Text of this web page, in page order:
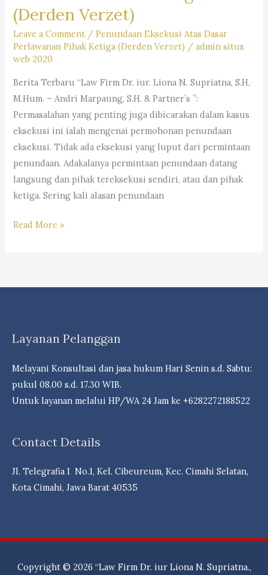
Yang
Sudah
Berkekuatan
Hukum
“Law
Firm
iur
Liona
Supriatna.,
Andri
&
(Derden Verzet)
Leave a Comment /Penundaan Eksekusi Atas Dasar
Perlawanan Pihak Ketiga (Derden Verzet) /admin situs
web 2020
Berita Terbaru “Law Firm Dr. iur. Liona N. Supriatna, S.H,
M.Hum. – Andri Marpaung, S.H. & Partner’s ”:
Permasalahan yang penting juga dibicarakan dalam kasus
eksekusi ini ialah mengenai permohonan penundaan
eksekusi. Tidak ada eksekusi yang luput dari permintaan
penundaan. Adakalanya permintaan penundaan datang
langsung dan pihak tereksekusi sendiri, atau dan pihak
ketiga. Sering kali alasan penundaan
Ulasan
Atas
Pihak
(Derden
Verzet)
Read More »
Layanan Pelanggan
Melayani Konsultasi dan jasa hukum Hari Senin s.d. Sabtu:
pukul 08.00 s.d. 17.30 WIB.
Untuk layanan melalui HP/WA 24 Jam ke +6282272188522
Contact Details
Jl. Telegrafia I No.1, Kel. Cibeureum, Kec. Cimahi Selatan,
Kota Cimahi, Jawa Barat 40535
Copyright © 2026 “Law Firm Dr. iur Liona N. Supriatna.,